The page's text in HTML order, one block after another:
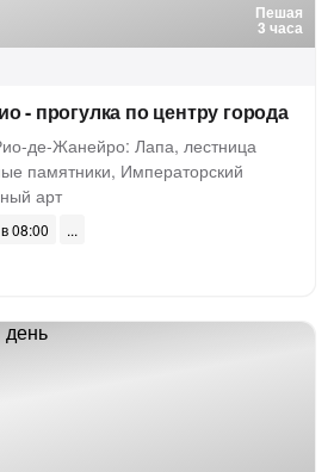
Пешая
3 часа
- прогулка по центру города
де-Жанейро: Лапа, лестница
памятники, Императорский
арт
08:00